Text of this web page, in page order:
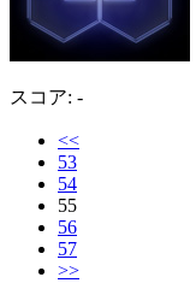
スコア: -
<<
53
54
55
56
57
>>